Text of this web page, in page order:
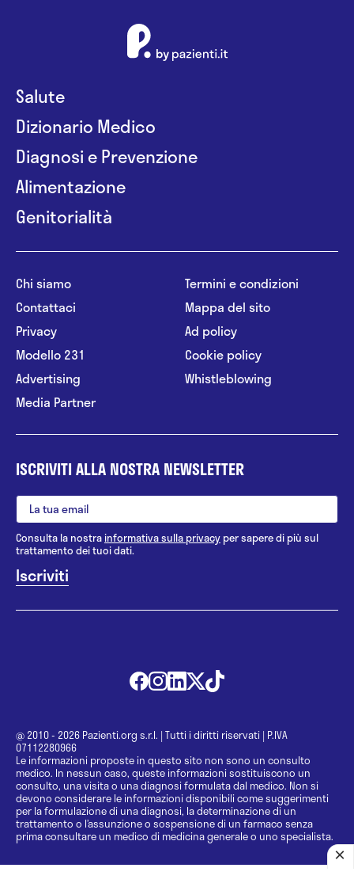
Salute
Dizionario Medico
Diagnosi e Prevenzione
Alimentazione
Genitorialità
Chi siamo
Contattaci
Privacy
Modello 231
Advertising
Media Partner
Termini e condizioni
Mappa del sito
Ad policy
Cookie policy
Whistleblowing
ISCRIVITI ALLA NOSTRA NEWSLETTER
Consulta la nostrainformativa sulla privacy per sapere di più sul
trattamento dei tuoi dati.
@ 2010 - 2026 Pazienti.org s.r.l. | Tutti i diritti riservati | P.IVA
07112280966
Le informazioni proposte in questo sito non sono un consulto
medico. In nessun caso, queste informazioni sostituiscono un
consulto, una visita o una diagnosi formulata dal medico. Non si
devono considerare le informazioni disponibili come suggerimenti
per la formulazione di una diagnosi, la determinazione di un
trattamento o l’assunzione o sospensione di un farmaco senza
prima consultare un medico di medicina generale o uno specialista.